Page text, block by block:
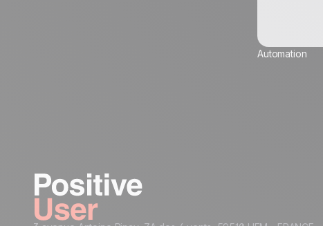
Automation
Creative Assets like (ready
HTML)
Recommended
Code Snippets
Cheat Sheet
de pixels de suivi et de liens
qui me sont envoyées, afin d'en
leur contenu, leur
d'envoi.En savoir plus sur la façon dont